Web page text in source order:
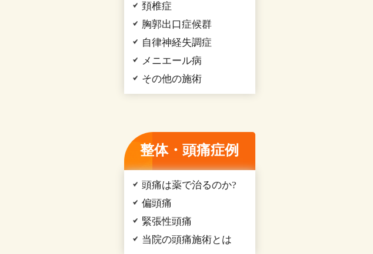
頚椎症
胸郭出口症候群
自律神経失調症
メニエール病
その他の施術
整体・頭痛症例
頭痛は薬で治るのか?
偏頭痛
緊張性頭痛
当院の頭痛施術とは